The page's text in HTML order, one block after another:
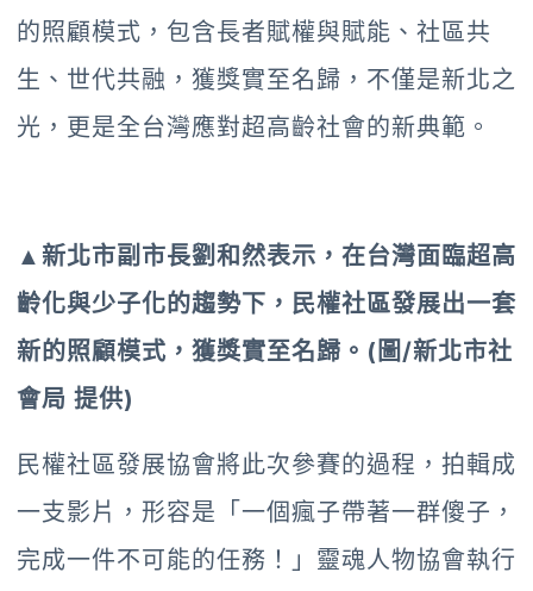
的照顧模式，包含長者賦權與賦能、社區共
生、世代共融，獲獎實至名歸，不僅是新北之
光，更是全台灣應對超高齡社會的新典範。
▲新北市副市長劉和然表示，在台灣面臨超高
齡化與少子化的趨勢下，民權社區發展出一套
新的照顧模式，獲獎實至名歸。(圖/新北市社
會局 提供)
民權社區發展協會將此次參賽的過程，拍輯成
一支影片，形容是「一個瘋子帶著一群傻子，
完成一件不可能的任務！」靈魂人物協會執行